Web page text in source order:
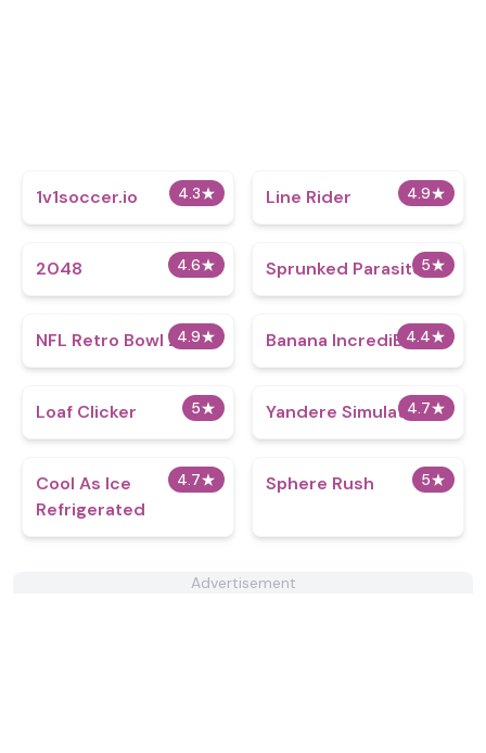
4.3★
1v1soccer.io 4.9★
Line Rider
4.6★
2048 5★
Sprunked Parasite
4.9★
NFL Retro Bowl 25 4.4★
Banana IncrediBox
5★
Loaf Clicker 4.7★
Yandere Simulator
4.7★
Cool As Ice
Refrigerated
5★
Sphere Rush
Advertisement